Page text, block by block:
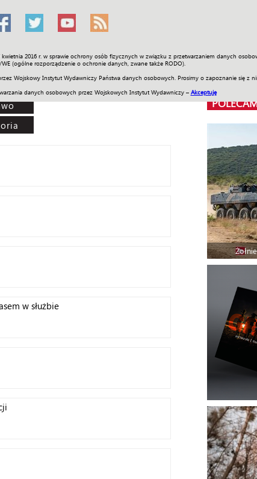
2016 r. w sprawie ochrony osób fizycznych w związku z przetwarzaniem danych
(ogólne rozporządzenie o ochronie danych, zwane także RODO).
Wojskowy Instytut Wydawniczy Państwa danych osobowych. Prosimy o zapoznanie się z
danych osobowych przez Wojskowych Instytut Wydawniczy – Akceptuję
Sport Historia Galerie Wideo ENGLISH SKLEP
w służbie